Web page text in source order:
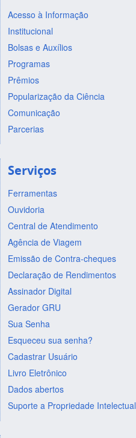
Acesso à Informação
Institucional
Bolsas e Auxílios
Programas
Prêmios
Popularização da Ciência
Comunicação
Parcerias
Serviços
Ferramentas
Ouvidoria
Central de Atendimento
Agência de Viagem
Emissão de Contra-cheques
Declaração de Rendimentos
Assinador Digital
Gerador GRU
Sua Senha
Esqueceu sua senha?
Cadastrar Usuário
Livro Eletrônico
Dados abertos
Suporte a Propriedade Intelectual